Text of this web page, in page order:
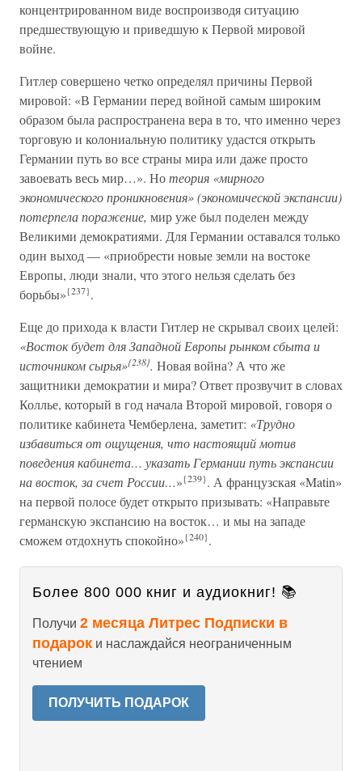
концентрированном виде воспроизводя ситуацию
предшествующую и приведшую к Первой мировой
войне.
Гитлер совершено четко определял причины Первой
мировой: «В Германии перед войной самым широким
образом была распространена вера в то, что именно через
торговую и колониальную политику удастся открыть
Германии путь во все страны мира или даже просто
завоевать весь мир…». Нотеория «мирного
экономического проникновения» (экономической экспансии)
потерпела поражение, мир уже был поделен между
Великими демократиями. Для Германии оставался только
один выход — «приобрести новые земли на востоке
Европы, люди знали, что этого нельзя сделать без
борьбы»{237}.
Еще до прихода к власти Гитлер не скрывал своих целей:
«Восток будет для Западной Европы рынком сбыта и
источником сырья»{238}. Новая война? А что же
защитники демократии и мира? Ответ прозвучит в словах
Коллье, который в год начала Второй мировой, говоря о
политике кабинета Чемберлена, заметит: «Трудно
избавиться от ощущения, что настоящий мотив
поведения кабинета… указать Германии путь экспансии
на восток, за счет России…»{239}. А французская «Matin»
на первой полосе будет открыто призывать: «Направьте
германскую экспансию на восток… и мы на западе
сможем отдохнуть спокойно»{240}.
Более 800 000 книг и аудиокниг! 📚
Получи 2 месяца Литрес Подписки в
подарок и наслаждайся неограниченным
чтением
ПОЛУЧИТЬ ПОДАРОК